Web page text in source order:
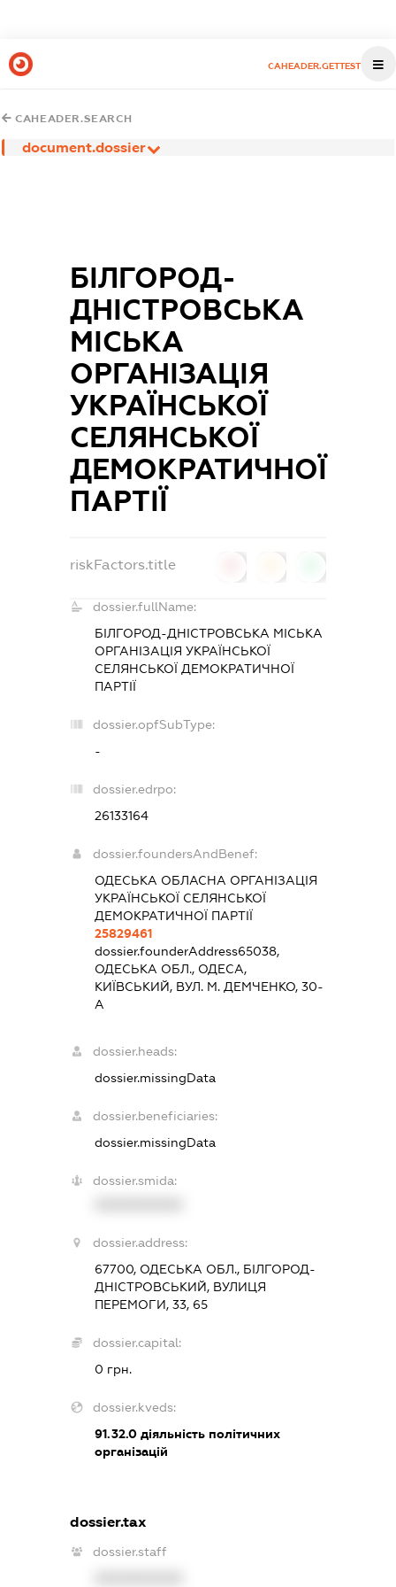
CAHEADER.GETTEST
CAHEADER.SEARCH
document.dossier
БІЛГОРОД-
ДНІСТРОВСЬКА
МІСЬКА
ОРГАНІЗАЦІЯ
УКРАЇНСЬКОЇ
СЕЛЯНСЬКОЇ
ДЕМОКРАТИЧНОЇ
ПАРТІЇ
riskFactors.title
dossier.fullName:
БІЛГОРОД-ДНІСТРОВСЬКА МІСЬКА
ОРГАНІЗАЦІЯ УКРАЇНСЬКОЇ
СЕЛЯНСЬКОЇ ДЕМОКРАТИЧНОЇ
ПАРТІЇ
dossier.opfSubType:
-
dossier.edrpo:
26133164
dossier.foundersAndBenef:
ОДЕСЬКА ОБЛАСНА ОРГАНІЗАЦІЯ
УКРАЇНСЬКОЇ СЕЛЯНСЬКОЇ
ДЕМОКРАТИЧНОЇ ПАРТІЇ
25829461
dossier.founderAddress65038,
ОДЕСЬКА ОБЛ., ОДЕСА,
КИЇВСЬКИЙ, ВУЛ. М. ДЕМЧЕНКО, 30-
А
dossier.heads:
dossier.missingData
dossier.beneficiaries:
dossier.missingData
dossier.smida:
dossier.address:
67700, ОДЕСЬКА ОБЛ., БІЛГОРОД-
ДНІСТРОВСЬКИЙ, ВУЛИЦЯ
ПЕРЕМОГИ, 33, 65
dossier.capital:
0 грн.
dossier.kveds:
91.32.0діяльність політичних
організацій
dossier.tax
dossier.staff